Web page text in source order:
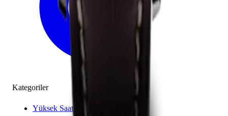
Kategoriler
Yüksek Saatçilik